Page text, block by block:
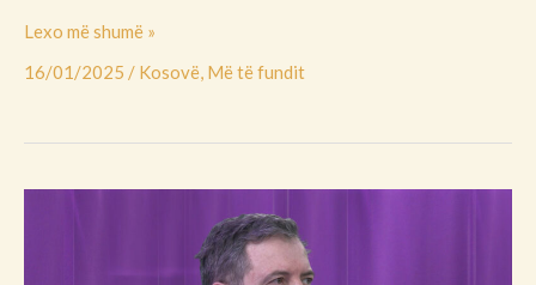
Lexo më shumë »
16/01/2025 / Kosovë, Më të fundit